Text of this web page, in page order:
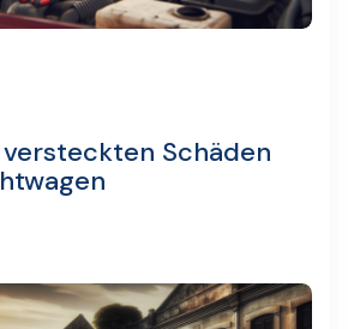
Schäden